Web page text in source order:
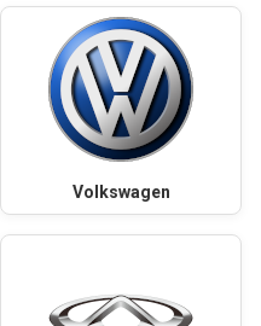
Volkswagen